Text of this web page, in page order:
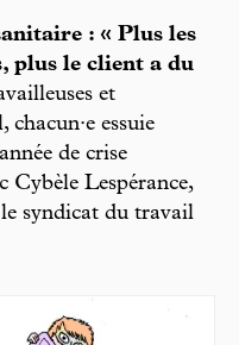
: « Plus les
plus le client a du
et
essuie
de crise
Cybèle Lespérance,
le syndicat du travail